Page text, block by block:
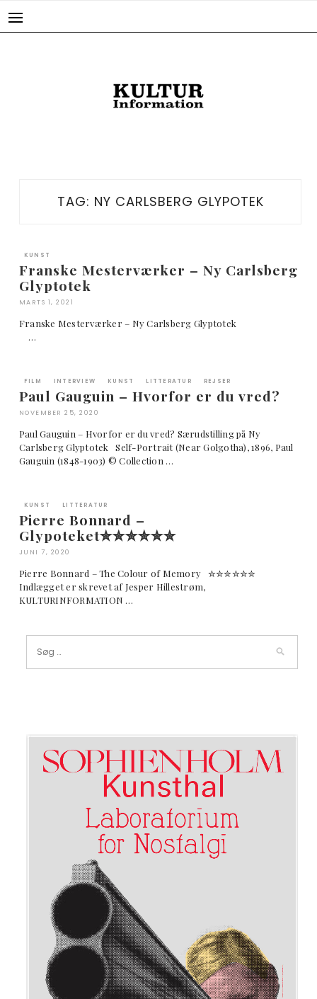
TAG: NY CARLSBERG GLYPOTEK
KUNST
Franske Mesterværker – Ny Carlsberg
Glyptotek
MARTS 1, 2021
Franske Mesterværker – Ny Carlsberg Glyptotek
…
FILM INTERVIEW KUNST LITTERATUR REJSER
Paul Gauguin – Hvorfor er du vred?
NOVEMBER 25, 2020
Paul Gauguin – Hvorfor er du vred? Særudstilling på Ny
Carlsberg Glyptotek Self-Portrait (Near Golgotha), 1896, Paul
Gauguin (1848-1903) © Collection …
KUNST LITTERATUR
Pierre Bonnard –
Glypoteket✮✮✮✮✮✮
JUNI 7, 2020
Pierre Bonnard – The Colour of Memory ✮✮✮✮✮✮
Indlægget er skrevet af Jesper Hillestrøm,
KULTURINFORMATION …